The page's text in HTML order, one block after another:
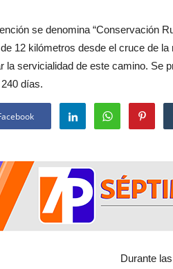
se denomina “Conservación
12 kilómetros desde el cruce de
la servicialidad de este camino. Se
días.
las últimas horas la